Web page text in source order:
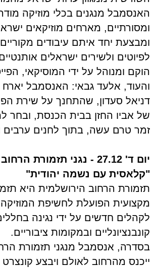
האנסמבל מנגנים בכלי מוזיקה
ומסורתיים, מארחים מוזיקאים
ומבצעת יחד איתם עיבודים מקוריים
לפיוטים ולשירים ישראלים
הוקם ומנוהל על ידי המוסיקאי,
והעוד, אלעד גבאי: האנסמבל יארח
דניאל סעדון, שהתחנך על שירת
של אביו החזן בבית הכנסת, ובחר
זמר טרם עשה, בתוך לחנים ערבים
יום ד' 27.12 -
נגני תזמורת
"קלאסית עם נשמה יהודית"
תזמורת הרחוב הירושלמית היא
מקצועית הפועלת לחשיפת
לקהלים חדשים על ידי נגינה
קונבנציונליים ובמקומות ציבוריים.
בסדרה, אנסמבל מנגני תזמורת
ייכנס מהרחוב לאולם ויבצע קונצרט